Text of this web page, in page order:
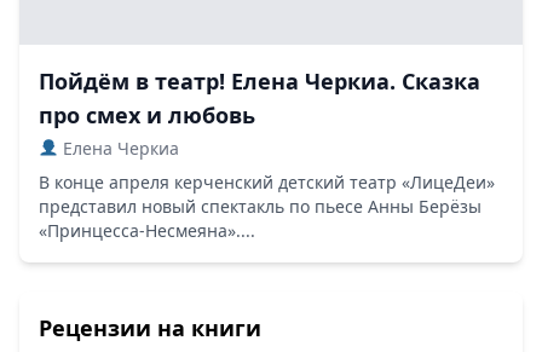
Пойдём в театр! Елена Черкиа. Сказка
про смех и любовь
Елена Черкиа
В конце апреля керченский детский театр «ЛицеДеи»
представил новый спектакль по пьесе Анны Берёзы
«Принцесса-Несмеяна»....
Рецензии на книги